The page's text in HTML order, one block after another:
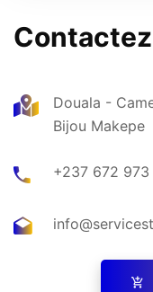
Douala -
Bijou Makepe
+237 672